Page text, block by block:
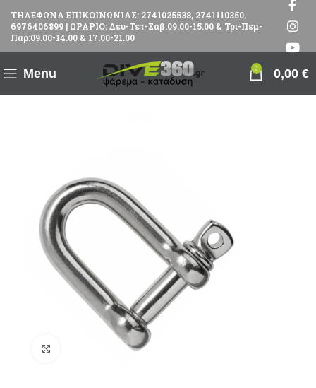
ΤΗΛΕΦΩΝΑ ΕΠΙΚΟΙΝΩΝΙΑΣ: 2741025538, 2741110350,
6976406899 | ΩΡΑΡΙΟ: Δευ-Τετ-Σαβ:09.00-15.00 & Τρι-Πεμ-
Παρ:09.00-14.00 & 17.00-21.00
Menu 0 0,00 €
Πατήστε για μεγέθυνση